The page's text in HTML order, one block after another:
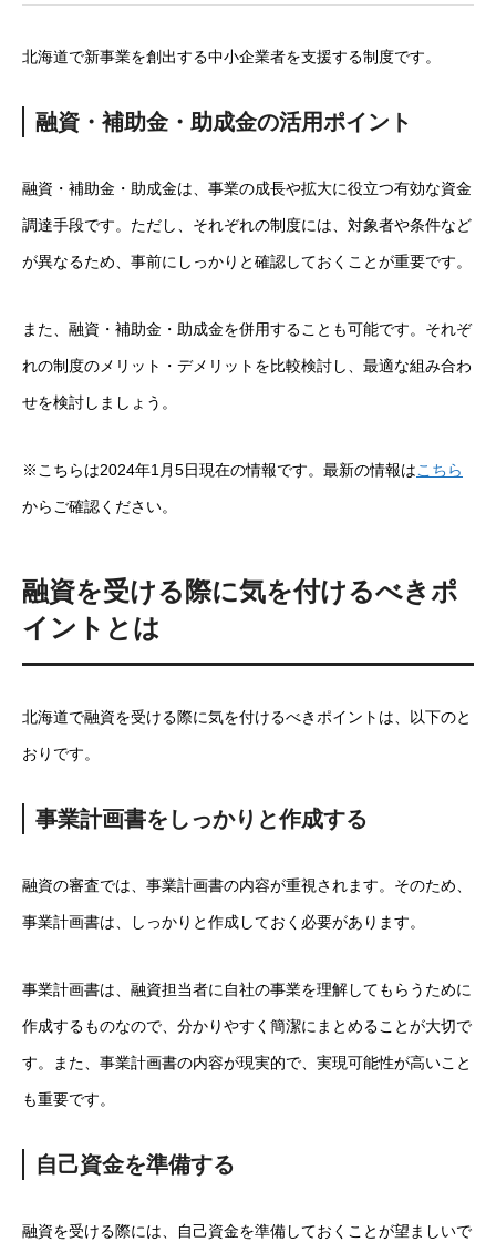
北海道で新事業を創出する中小企業者を支援する制度です。
融資・補助金・助成金の活用ポイント
融資・補助金・助成金は、事業の成長や拡大に役立つ有効な資金
調達手段です。ただし、それぞれの制度には、対象者や条件など
が異なるため、事前にしっかりと確認しておくことが重要です。
また、融資・補助金・助成金を併用することも可能です。それぞ
れの制度のメリット・デメリットを比較検討し、最適な組み合わ
せを検討しましょう。
※こちらは2024年1月5日現在の情報です。最新の情報はこちら
からご確認ください。
融資を受ける際に気を付けるべきポ
イントとは
北海道で融資を受ける際に気を付けるべきポイントは、以下のと
おりです。
事業計画書をしっかりと作成する
融資の審査では、事業計画書の内容が重視されます。そのため、
事業計画書は、しっかりと作成しておく必要があります。
事業計画書は、融資担当者に自社の事業を理解してもらうために
作成するものなので、分かりやすく簡潔にまとめることが大切で
す。また、事業計画書の内容が現実的で、実現可能性が高いこと
も重要です。
自己資金を準備する
融資を受ける際には、自己資金を準備しておくことが望ましいで